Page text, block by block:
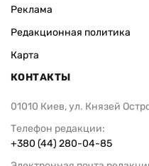
Реклама
Редакционная политика
Карта
КОНТАКТЫ
01010 Киев, ул. Князей
Телефон редакции:
+380 (44) 280-04-85